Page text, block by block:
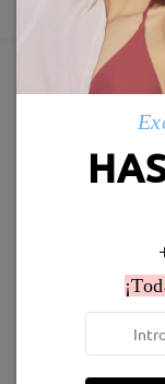
5-7 días laborales
Enviado
5-7 días laborales
Marcos
LKFS4126R